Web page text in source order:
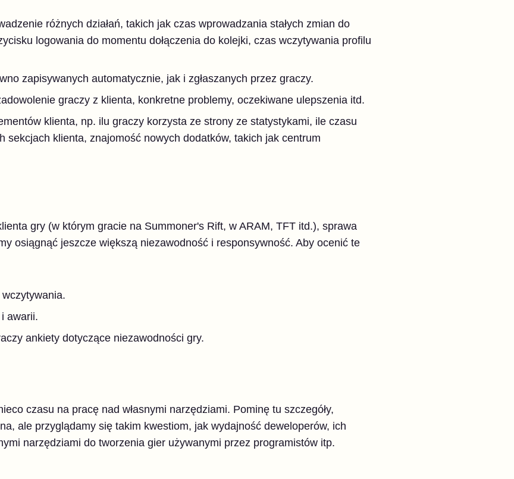
różnych działań, takich jak czas wprowadzania stałych zmian do
logowania do momentu dołączenia do kolejki, czas wczytywania profilu
zapisywanych automatycznie, jak i zgłaszanych przez graczy.
graczy z klienta, konkretne problemy, oczekiwane ulepszenia itd.
klienta, np. ilu graczy korzysta ze strony ze statystykami, ile czasu
sekcjach klienta, znajomość nowych dodatków, takich jak centrum
gry (w którym gracie na Summoner's Rift, w ARAM, TFT itd.), sprawa
osiągnąć jeszcze większą niezawodność i responsywność. Aby ocenić te
awarii.
ankiety dotyczące niezawodności gry.
czasu na pracę nad własnymi narzędziami. Pominę tu szczegóły,
ale przyglądamy się takim kwestiom, jak wydajność deweloperów, ich
narzędziami do tworzenia gier używanymi przez programistów itp.